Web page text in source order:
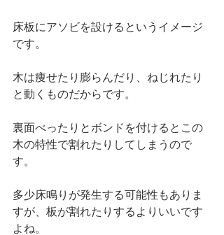
床板にアソビを設けるというイメージ
です。
木は痩せたり膨らんだり、ねじれたり
と動くものだからです。
裏面べったりとボンドを付けるとこの
木の特性で割れたりしてしまうので
す。
多少床鳴りが発生する可能性もありま
すが、板が割れたりするよりいいです
よね。